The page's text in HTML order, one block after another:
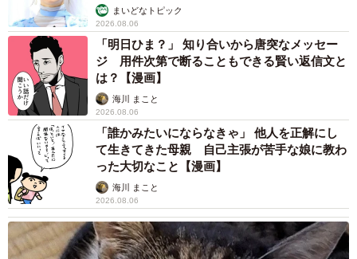
病院に到着したハナちゃん。下がった尻尾と後ろ姿から哀愁が……（画
像提供：柴犬ハナさん @87shiba87）
ーーやはりハナちゃんは動物病院が苦手…？
「診察台に乗った時点から警戒が始まり、診察が始まると
同時にお父さんによる保定が始まります。すると、『やめ
てぇー！アタシに触らないでぇー！』と騒ぎ始めます」
まいどなトピック
2026.08.06
「明日ひま？」 知り合いから唐突なメッセー
ジ 用件次第で断ることもできる賢い返信文と
は？【漫画】
海川 まこと
2026.08.06
「誰かみたいにならなきゃ」 他人を正解にし
て生きてきた母親 自己主張が苦手な娘に教わ
った大切なこと【漫画】
海川 まこと
2026.08.06